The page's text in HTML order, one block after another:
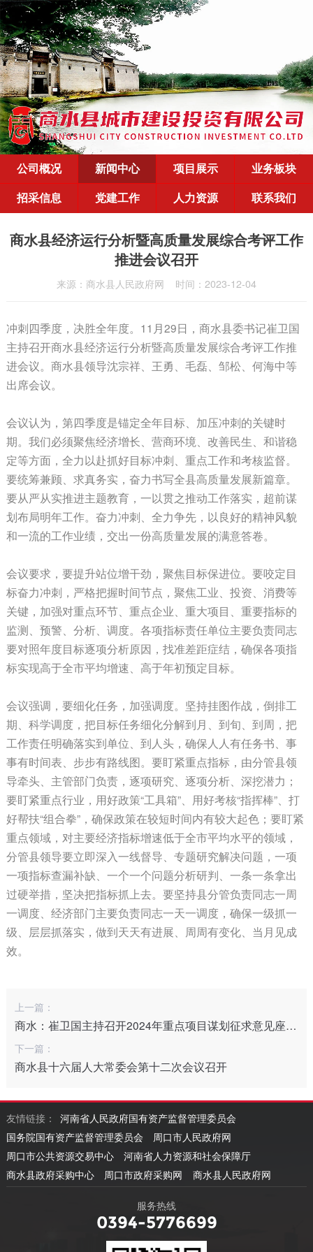
公司概况 新闻中心 项目展示
业务板块
招采信息
党建工作 人力资源 联系我们
商水县经济运行分析暨高质量发展综合考评工作
推进会议召开
来源：商水县人民政府网 时间：2023-12-04
冲刺四季度，决胜全年度。11月29日，商水县委书记崔卫国
主持召开商水县经济运行分析暨高质量发展综合考评工作推
进会议。商水县领导沈宗祥、王勇、毛磊、邹松、何海中等
出席会议。
会议认为，第四季度是锚定全年目标、加压冲刺的关键时
期。我们必须聚焦经济增长、营商环境、改善民生、和谐稳
定等方面，全力以赴抓好目标冲刺、重点工作和考核监督。
要统筹兼顾、求真务实，奋力书写全县高质量发展新篇章。
要从严从实推进主题教育，一以贯之推动工作落实，超前谋
划布局明年工作。奋力冲刺、全力争先，以良好的精神风貌
和一流的工作业绩，交出一份高质量发展的满意答卷。
会议要求，要提升站位增干劲，聚焦目标保进位。要咬定目
标奋力冲刺，严格把握时间节点，聚焦工业、投资、消费等
关键，加强对重点环节、重点企业、重大项目、重要指标的
监测、预警、分析、调度。各项指标责任单位主要负责同志
要对照年度目标逐项分析原因，找准差距症结，确保各项指
标实现高于全市平均增速、高于年初预定目标。
会议强调，要细化任务，加强调度。坚持挂图作战，倒排工
期、科学调度，把目标任务细化分解到月、到旬、到周，把
工作责任明确落实到单位、到人头，确保人人有任务书、事
事有时间表、步步有路线图。要盯紧重点指标，由分管县领
导牵头、主管部门负责，逐项研究、逐项分析、深挖潜力；
要盯紧重点行业，用好政策“工具箱”、用好考核“指挥棒”、打
好帮扶“组合拳”，确保政策在较短时间内有较大起色；要盯紧
重点领域，对主要经济指标增速低于全市平均水平的领域，
分管县领导要立即深入一线督导、专题研究解决问题，一项
一项指标查漏补缺、一个一个问题分析研判、一条一条拿出
过硬举措，坚决把指标抓上去。要坚持县分管负责同志一周
一调度、经济部门主要负责同志一天一调度，确保一级抓一
级、层层抓落实，做到天天有进展、周周有变化、当月见成
效。
上一篇：
商水：崔卫国主持召开2024年重点项目谋划征求意见座谈会
下一篇：
商水县十六届人大常委会第十二次会议召开
友情链接：
河南省人民政府国有资产监督管理委员会
国务院国有资产监督管理委员会
周口市人民政府网
周口市公共资源交易中心
河南省人力资源和社会保障厅
商水县政府采购中心
周口市政府采购网 商水县人民政府网
服务热线
0394-5776699